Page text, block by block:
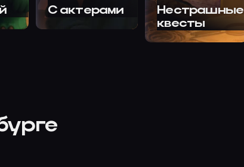
С актерами
Нестрашные
квесты